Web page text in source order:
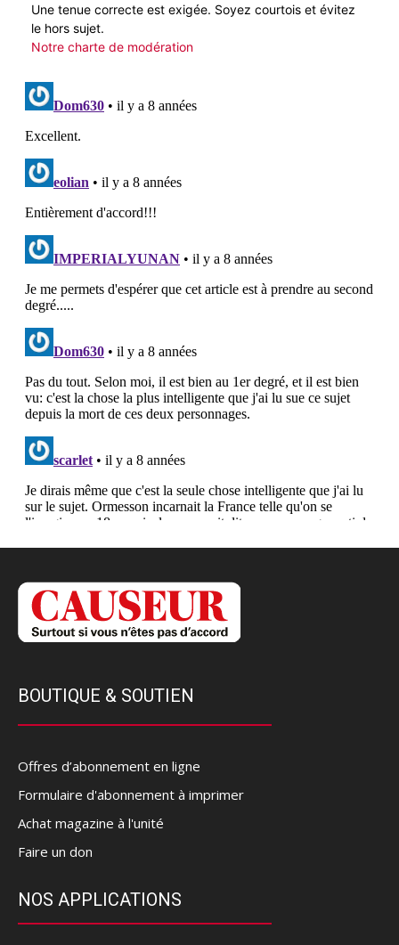
Une tenue correcte est exigée. Soyez courtois et évitez
le hors sujet.
Notre charte de modération
BOUTIQUE & SOUTIEN
Offres d’abonnement en ligne
Formulaire d'abonnement à imprimer
Achat magazine à l'unité
Faire un don
NOS APPLICATIONS